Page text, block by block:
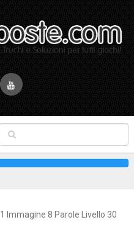
1 Immagine 8 Parole Livello 30